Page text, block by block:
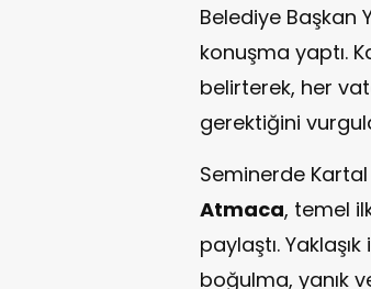
Belediye Başkan
konuşma yaptı.
belirterek, her
gerektiğini
Seminerde Kartal
Atmaca, temel
paylaştı.
boğulma, yanık